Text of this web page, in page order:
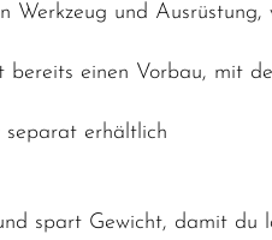
Werkzeug und
einen Vorbau, mit
separat erhältlich
spart Gewicht, damit